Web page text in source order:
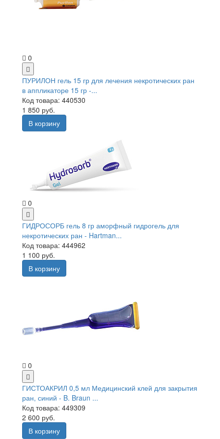
0
ПУРИЛОН гель 15 гр для лечения некротических ран
в аппликаторе 15 гр -...
Код товара: 440530
1 850 руб.
В корзину
0
ГИДРОСОРБ гель 8 гр аморфный гидрогель для
некротических ран - Hartman...
Код товара: 444962
1 100 руб.
В корзину
0
ГИСТОАКРИЛ 0,5 мл Медицинский клей для закрытия
ран, синий - B. Braun ...
Код товара: 449309
2 600 руб.
В корзину